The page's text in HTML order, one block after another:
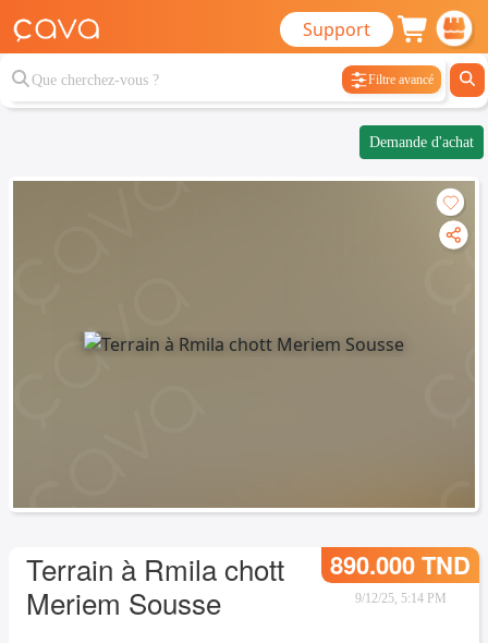
Support
Filtre avancé
Demande d'achat
Terrain à Rmila chott
Meriem Sousse
890.000 TND
9/12/25, 5:14 PM